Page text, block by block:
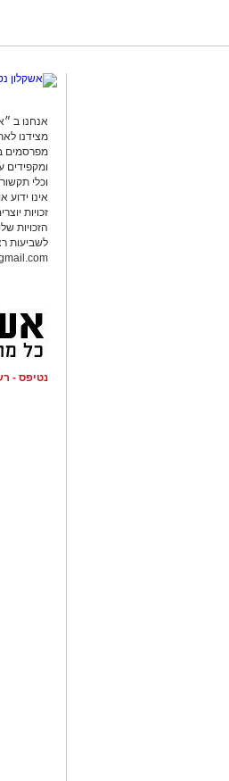
אנחנו ב
מצידנו
מפרסמים
ומקפידים
וכלי
זכויות
הזכויות
לשביעות
נטיפס -